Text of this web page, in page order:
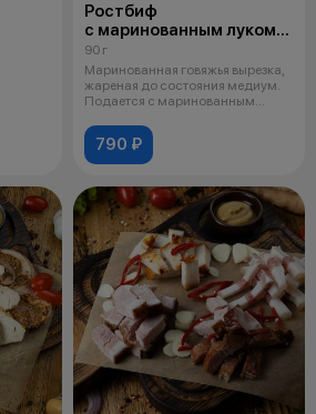
Ростбиф
с маринованным луком
и фирменным соусом
90 г
Маринованная говяжья вырезка,
жареная до состояния медиум.
Подается с маринованным
790 ₽